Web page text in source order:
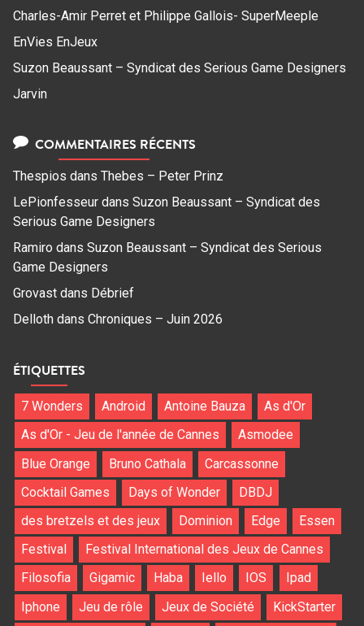
Charles-Amir Perret et Philippe Gallois- SuperMeeple
EnVies EnJeux
Suzon Beaussant – Syndicat des Serious Game Designers
Jarvin
COMMENTAIRES RÉCENTS
Thespios dans Thebes – Peter Prinz
LePionfesseur dans Suzon Beaussant – Syndicat des
Serious Game Designers
Ramiro dans Suzon Beaussant – Syndicat des Serious
Game Designers
Grovast dans Débrief
Delloth dans Chroniques – Juin 2026
ÉTIQUETTES
7 Wonders Android Antoine Bauza
As d'Or
As d'Or - Jeu de l'année de Cannes
Asmodee
Blue Orange
Bruno Cathala
Carcassonne
Cocktail Games
Days of Wonder
DBDJ
des bretzels et des jeux
Dominion Edge
Essen
Festival
Festival International des Jeux de Cannes
Filosofia
Gigamic Haba Iello IOS
Ipad
Iphone
Jeu de rôle Jeux de Société KickStarter